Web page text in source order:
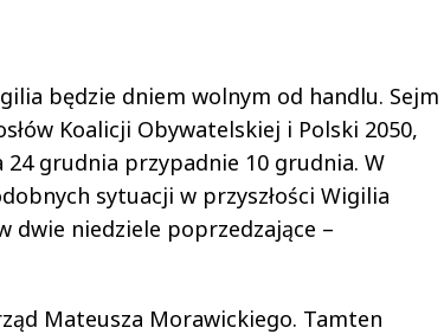
będzie dniem wolnym od handlu. Sejm
Koalicji Obywatelskiej i Polski 2050,
24 grudnia przypadnie 10 grudnia. W
sytuacji w przyszłości Wigilia
dwie niedziele poprzedzające –
Mateusza Morawickiego. Tamten